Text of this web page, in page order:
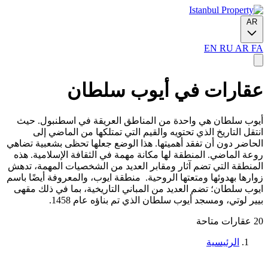
AR
EN RU AR FA
عقارات في أيوب سلطان
أيوب سلطان هي واحدة من المناطق العريقة في اسطنبول. حيث
انتقل التاريخ الذي تحتويه والقيم التي تمتلكها من الماضي إلى
الحاضر دون أن تفقد أهميتها. هذا الوضع جعلها تحظى بشعبية تضاهي
روعة الماضي. المنطقة لها مكانة مهمة في الثقافة الإسلامية. هذه
المنطقة التي تضم آثار ومقابر العديد من الشخصيات المهمة، تدهش
زوارها بهدوئها ومتعتها الروحية. منطقة ايوب، والمعروفة أيضًا باسم
ايوب سلطان؛ تضم العديد من المباني التاريخية، بما في ذلك مقهى
بيير لوتي، ومسجد أيوب سلطان الذي تم بناؤه عام 1458.
20 عقارات متاحة
الرئيسية